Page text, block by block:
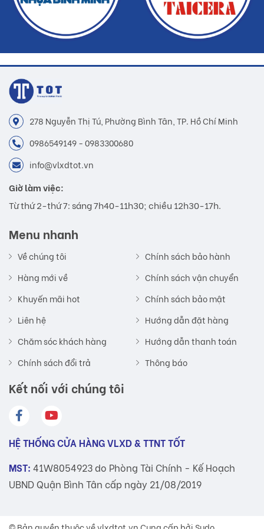
278 Nguyễn Thị Tú, Phường Bình Tân, TP. Hồ Chí Minh
0986549149 - 0983300680
info@vlxdtot.vn
Giờ làm việc:
Từ thứ 2-thứ 7: sáng 7h40-11h30; chiều 12h30-17h.
Menu nhanh
Về chúng tôi
Hàng mới về
Khuyến mãi hot
Liên hệ
Chăm sóc khách hàng
Chính sách đổi trả
Chính sách bảo hành
Chính sách vận chuyển
Chính sách bảo mật
Hướng dẫn đặt hàng
Hướng dẫn thanh toán
Thông báo
Kết nối với chúng tôi
HỆ THỐNG CỬA HÀNG VLXD & TTNT TỐT
MST: 41W8054923 do Phòng Tài Chính - Kế Hoạch
UBND Quận Bình Tân cấp ngày 21/08/2019